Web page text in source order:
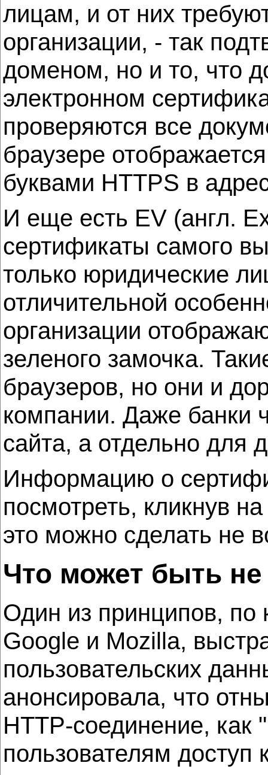
лицам, и от них
организации, - так
доменом, но и то, что
электронном
проверяются все
браузере
буквами HTTPS в
И еще есть EV (англ.
сертификаты самого
только юридические
отличительной
организации
зеленого замочка.
браузеров, но они и
компании. Даже банки
сайта, а отдельно для
Информацию о
посмотреть, кликнув
это можно сделать не
Что может быть
Один из принципов, по
Google и Mozilla,
пользовательских
анонсировала, что
HTTP-соединение,
пользователям доступ